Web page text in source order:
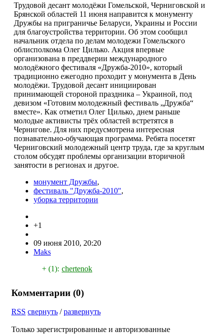
Трудовой десант молодёжи Гомельской, Черниговской и
Брянской областей 11 июня направится к монументу
Дружбы на приграничье Беларуси, Украины и России
для благоустройства территории. Об этом сообщил
начальник отдела по делам молодежи Гомельского
облисполкома Олег Цилько. Акция впервые
организована в преддверии международного
молодёжного фестиваля «Дружба-2010», который
традиционно ежегодно проходит у монумента в День
молодёжи. Трудовой десант инициирован
принимающей стороной праздника – Украиной, под
девизом «Готовим молодежный фестиваль „Дружба“
вместе». Как отметил Олег Цилько, днем раньше
молодые активисты трёх областей встретятся в
Чернигове. Для них предусмотрена интересная
познавательно-обучающая программа. Ребята посетят
Черниговский молодежный центр труда, где за круглым
столом обсудят проблемы организации вторичной
занятости в регионах и другое.
монумент Дружбы,
фестиваль "Дружба-2010",
уборка территории
+1
09 июня 2010, 20:20
Maks
+ (1): chertenok
Комментарии (0)
RSS свернуть /развернуть
Только зарегистрированные и авторизованные